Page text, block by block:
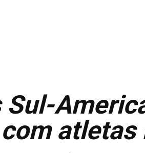
Sul-
atletas